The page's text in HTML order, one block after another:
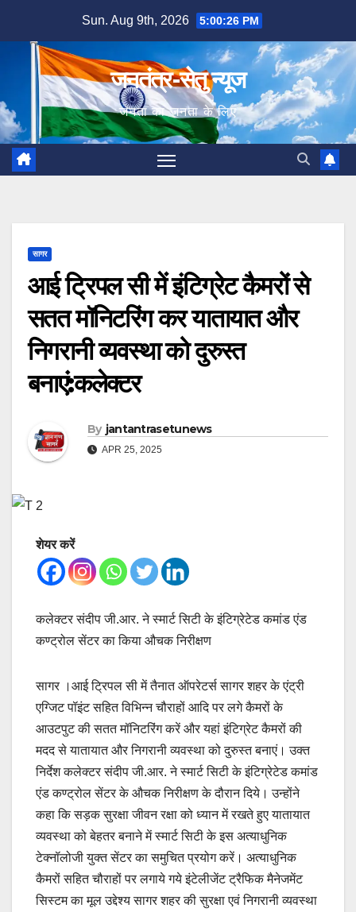
content
Sun. Aug 9th, 2026 5:00:27 PM
जनतंत्र-सेतु न्यूज
जनता का जनता के लिए
सागर
आई ट्रिपल सी में इंटिग्रेट कैमरों से
सतत मॉनिटरिंग कर यातायात और
निगरानी व्यवस्था को दुरुस्त
बनाएं:कलेक्टर
By jantantrasetunews
APR 25, 2025
शेयर करें
कलेक्टर संदीप जी.आर. ने स्मार्ट सिटी के इंटिग्रेटेड कमांड एंड
कण्ट्रोल सेंटर का किया औचक निरीक्षण
सागर ।आई ट्रिपल सी में तैनात ऑपरेटर्स सागर शहर के एंट्री
एग्जिट पॉइंट सहित विभिन्न चौराहों आदि पर लगे कैमरों के
आउटपुट की सतत मॉनिटरिंग करें और यहां इंटिग्रेट कैमरों की
मदद से यातायात और निगरानी व्यवस्था को दुरुस्त बनाएं। उक्त
निर्देश कलेक्टर संदीप जी.आर. ने स्मार्ट सिटी के इंटिग्रेटेड कमांड
एंड कण्ट्रोल सेंटर के औचक निरीक्षण के दौरान दिये। उन्होंने
कहा कि सड़क सुरक्षा जीवन रक्षा को ध्यान में रखते हुए यातायात
व्यवस्था को बेहतर बनाने में स्मार्ट सिटी के इस अत्याधुनिक
टेक्नॉलोजी युक्त सेंटर का समुचित प्रयोग करें। अत्याधुनिक
कैमरों सहित चौराहों पर लगाये गये इंटेलीजेंट ट्रैफिक मैनेजमेंट
सिस्टम का मूल उद्देश्य सागर शहर की सुरक्षा एवं निगरानी व्यवस्था